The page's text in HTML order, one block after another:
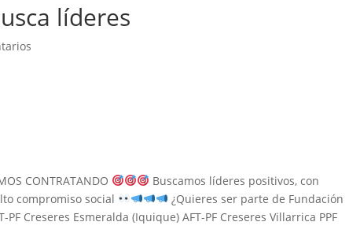
líderes
CONTRATANDO
Buscamos líderes positivos, con
compromiso social
¿Quieres ser parte de Fundación
Creseres Esmeralda (Iquique) AFT-PF Creseres Villarrica PPF